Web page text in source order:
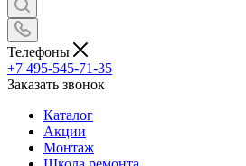
Телефоны
+7 495-545-71-35
Заказать звонок
Каталог
Акции
Монтаж